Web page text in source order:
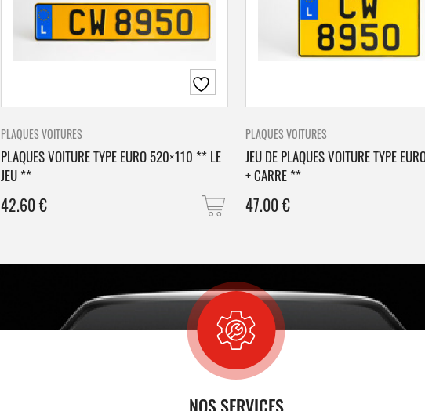
PLAQUES VOITURES
PLAQUES VOITURE TYPE EURO 520×110 ** LE
JEU **
42.60€
PLAQUES VOITURES
JEU DE PLAQUES VOITURE TYPE
+ CARRE **
47.00€
NOS SERVICES